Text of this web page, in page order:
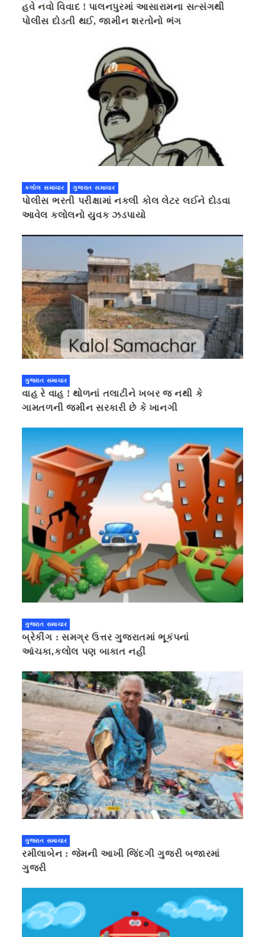
હવે નવો વિવાદ ! પાલનપુરમાં આસારામના સત્સંગથી
પોલીસ દોડતી થઈ, જામીન શરતોનો ભંગ
કલોલ સમાચાર ગુજરાત સમાચાર
પોલીસ ભરતી પરીક્ષામાં નકલી કોલ લેટર લઈને દોડવા
આવેલ કલોલનો યુવક ઝડપાયો
ગુજરાત સમાચાર
વાહ રે વાહ ! થોળનાં તલાટીને ખબર જ નથી કે
ગામતળની જમીન સરકારી છે કે ખાનગી
ગુજરાત સમાચાર
બ્રેકીંગ : સમગ્ર ઉત્તર ગુજરાતમાં ભૂકંપનાં
આંચકા,કલોલ પણ બાકાત નહીં
ગુજરાત સમાચાર
રમીલાબેન : જેમની આખી જિંદગી ગુજરી બજારમાં
ગુજરી